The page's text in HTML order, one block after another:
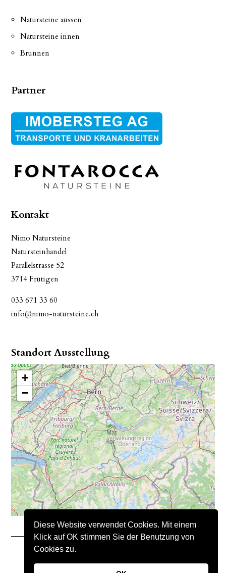
Diese Website verwendet Cookies. Mit einem
Klick auf OK stimmen Sie der Benutzung von
Cookies zu.
Natursteine aussen
Natursteine innen
Brunnen
Partner
Kontakt
Nimo Natursteine
Natursteinhandel
Parallelstrasse 52
3714 Frutigen
033 671 33 60
info@nimo-natursteine.ch
Standort Ausstellung
+
−